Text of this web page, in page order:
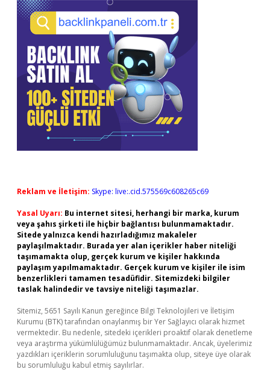
Reklam ve İletişim: Skype: live:.cid.575569c608265c69
Yasal Uyarı: Bu internet sitesi, herhangi bir marka, kurum
veya şahıs şirketi ile hiçbir bağlantısı bulunmamaktadır.
Sitede yalnızca kendi hazırladığımız makaleler
paylaşılmaktadır. Burada yer alan içerikler haber niteliği
taşımamakta olup, gerçek kurum ve kişiler hakkında
paylaşım yapılmamaktadır. Gerçek kurum ve kişiler ile isim
benzerlikleri tamamen tesadüfidir. Sitemizdeki bilgiler
taslak halindedir ve tavsiye niteliği taşımazlar.
Sitemiz, 5651 Sayılı Kanun gereğince Bilgi Teknolojileri ve İletişim
Kurumu (BTK) tarafından onaylanmış bir Yer Sağlayıcı olarak hizmet
vermektedir. Bu nedenle, sitedeki içerikleri proaktif olarak denetleme
veya araştırma yükümlülüğümüz bulunmamaktadır. Ancak, üyelerimiz
yazdıkları içeriklerin sorumluluğunu taşımakta olup, siteye üye olarak
bu sorumluluğu kabul etmiş sayılırlar.